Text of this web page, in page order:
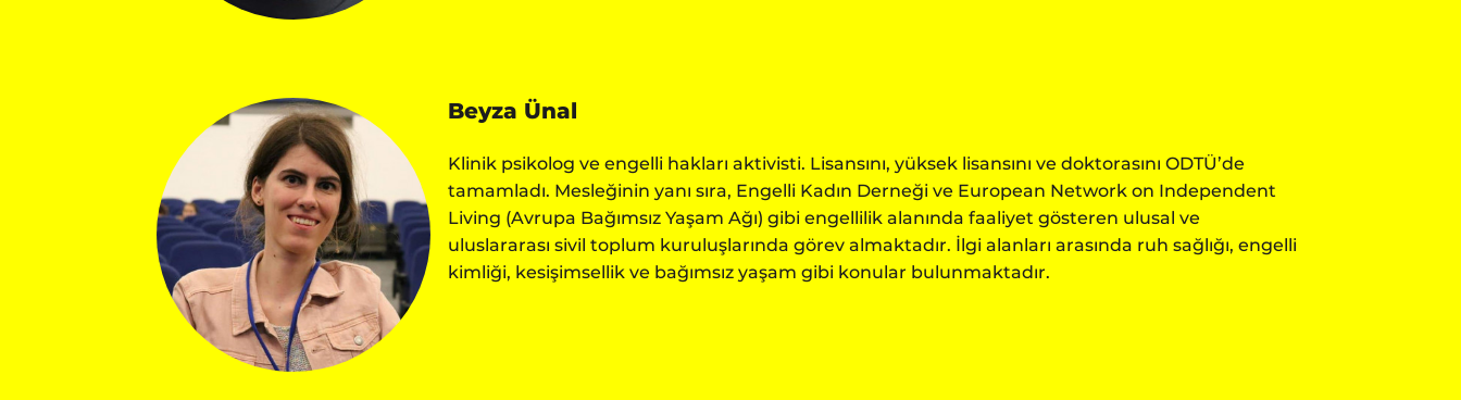
Beyza Ünal
Klinik psikolog ve engelli hakları aktivisti. Lisansını, yüksek lisansını ve doktorasını ODTÜ’de
tamamladı. Mesleğinin yanı sıra, Engelli Kadın Derneği ve European Network on Independent
Living (Avrupa Bağımsız Yaşam Ağı) gibi engellilik alanında faaliyet gösteren ulusal ve
uluslararası sivil toplum kuruluşlarında görev almaktadır. İlgi alanları arasında ruh sağlığı, engelli
kimliği, kesişimsellik ve bağımsız yaşam gibi konular bulunmaktadır.